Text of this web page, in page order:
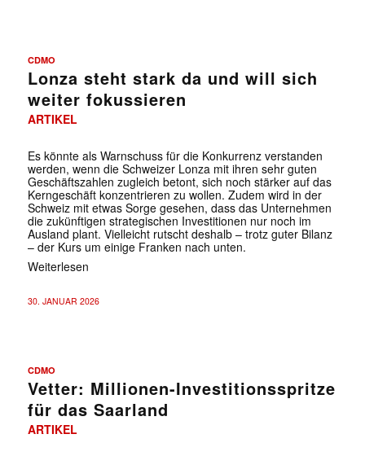
CDMO
Lonza steht stark da und will sich
weiter fokussieren
ARTIKEL
Es könnte als Warnschuss für die Konkurrenz verstanden
werden, wenn die Schweizer Lonza mit ihren sehr guten
Geschäftszahlen zugleich betont, sich noch stärker auf das
Kerngeschäft konzentrieren zu wollen. Zudem wird in der
Schweiz mit etwas Sorge gesehen, dass das Unternehmen
die zukünftigen strategischen Investitionen nur noch im
Ausland plant. Vielleicht rutscht deshalb – trotz guter Bilanz
– der Kurs um einige Franken nach unten.
Weiterlesen
30. JANUAR 2026
CDMO
Vetter: Millionen-Investitionsspritze
für das Saarland
ARTIKEL